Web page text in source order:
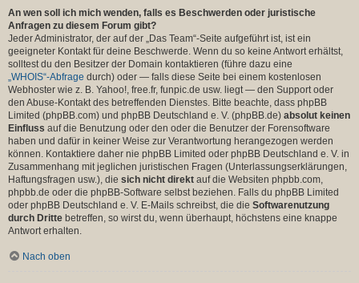
An wen soll ich mich wenden, falls es Beschwerden oder juristische
Anfragen zu diesem Forum gibt?
Jeder Administrator, der auf der „Das Team“-Seite aufgeführt ist, ist ein
geeigneter Kontakt für deine Beschwerde. Wenn du so keine Antwort erhältst,
solltest du den Besitzer der Domain kontaktieren (führe dazu eine
„WHOIS“-Abfrage durch) oder — falls diese Seite bei einem kostenlosen
Webhoster wie z. B. Yahoo!, free.fr, funpic.de usw. liegt — den Support oder
den Abuse-Kontakt des betreffenden Dienstes. Bitte beachte, dass phpBB
Limited (phpBB.com) und phpBB Deutschland e. V. (phpBB.de) absolut keinen
Einfluss auf die Benutzung oder den oder die Benutzer der Forensoftware
haben und dafür in keiner Weise zur Verantwortung herangezogen werden
können. Kontaktiere daher nie phpBB Limited oder phpBB Deutschland e. V. in
Zusammenhang mit jeglichen juristischen Fragen (Unterlassungserklärungen,
Haftungsfragen usw.), die sich nicht direkt auf die Websiten phpbb.com,
phpbb.de oder die phpBB-Software selbst beziehen. Falls du phpBB Limited
oder phpBB Deutschland e. V. E-Mails schreibst, die die Softwarenutzung
durch Dritte betreffen, so wirst du, wenn überhaupt, höchstens eine knappe
Antwort erhalten.
Nach oben